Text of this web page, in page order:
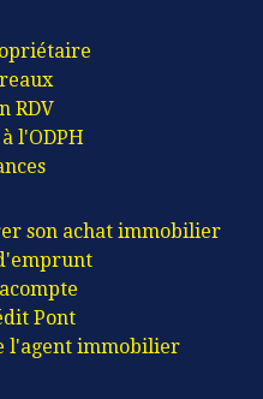
RDV
l'ODPH
son achat immobilier
Pont
l'agent immobilier